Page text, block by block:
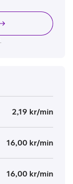
2,19 kr/min
16,00 kr/min
16,00 kr/min